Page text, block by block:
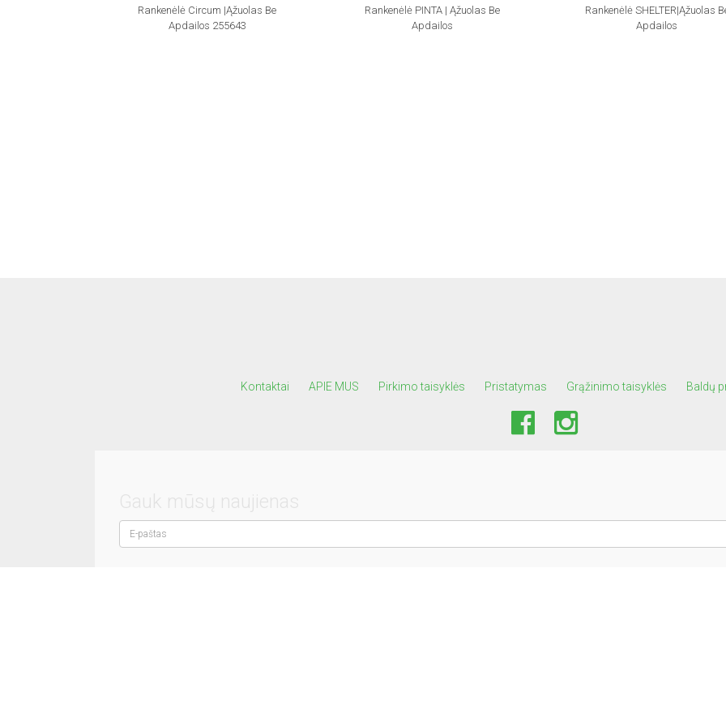
Rankenėlė Circum |ąžuolas Be
Apdailos 255643
Rankenėlė PINTA | Ąžuolas Be
Apdailos
Rankenėlė SHELTER|ąžuolas
Apdailos
Kontaktai APIE MUS Pirkimo taisyklės Pristatymas Grąžinimo taisyklės Baldų